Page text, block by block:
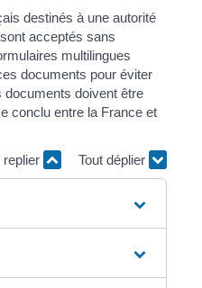
destinés à une autorité
sont acceptés sans
multilingues
documents pour éviter
documents doivent être
conclu entre la France et
replier
Tout déplier